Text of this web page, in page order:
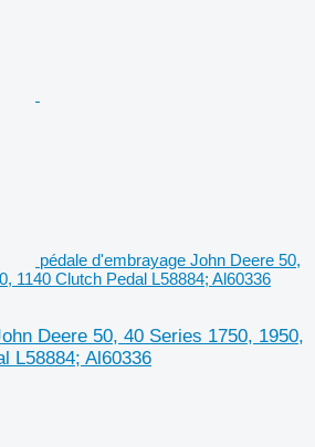
pédale d'embrayage John Deere 50,
1140 Clutch Pedal L58884; Al60336
Deere 50, 40 Series 1750, 1950,
L58884; Al60336